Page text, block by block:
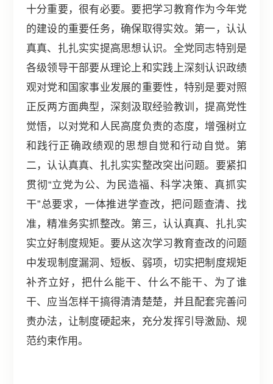
十分重要，很有必要。要把学习教育作为今年党
的建设的重要任务，确保取得实效。第一，认认
真真、扎扎实实提高思想认识。全党同志特别是
各级领导干部要从理论上和实践上深刻认识政绩
观对党和国家事业发展的重要性，特别是要对照
正反两方面典型，深刻汲取经验教训，提高党性
觉悟，以对党和人民高度负责的态度，增强树立
和践行正确政绩观的思想自觉和行动自觉。第
二，认认真真、扎扎实实整改突出问题。要紧扣
贯彻“立党为公、为民造福、科学决策、真抓实
干”总要求，一体推进学查改，把问题查清、找
准，精准务实抓整改。第三，认认真真、扎扎实
实立好制度规矩。要从这次学习教育查改的问题
中发现制度漏洞、短板、弱项，切实把制度规矩
补齐立好，把什么能干、什么不能干、为了谁
干、应当怎样干搞得清清楚楚，并且配套完善问
责办法，让制度硬起来，充分发挥引导激励、规
范约束作用。